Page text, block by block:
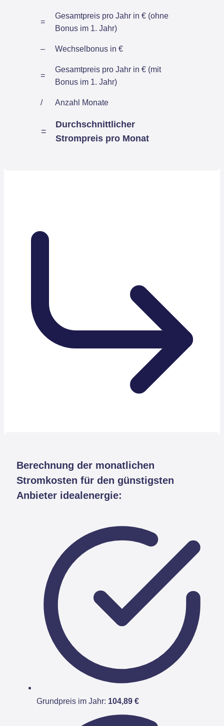
=
Gesamtpreis pro Jahr in € (ohne
Bonus im 1. Jahr)
– Wechselbonus in €
=
Gesamtpreis pro Jahr in € (mit
Bonus im 1. Jahr)
/ Anzahl Monate
=
Durchschnittlicher
Strompreis pro Monat
Berechnung der monatlichen
Stromkosten für den günstigsten
Anbieter idealenergie:
Grundpreis im Jahr: 104,89 €